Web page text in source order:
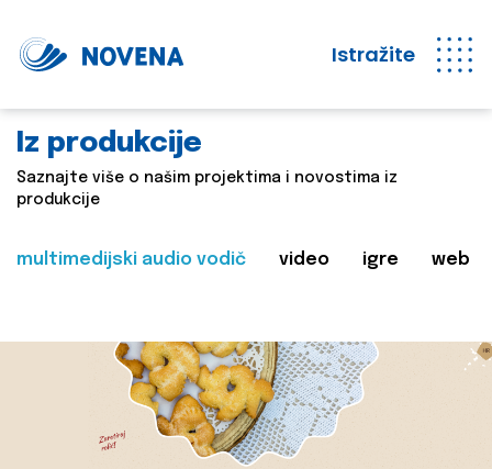
Istražite
Iz produkcije
Saznajte više o našim projektima i novostima iz
produkcije
multimedijski audio vodič video igre web